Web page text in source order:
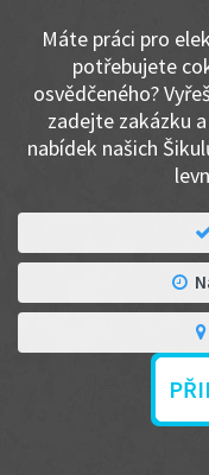
Máte práci pro
potřebujete
osvědčeného?
zadejte zakázku
nabídek našich